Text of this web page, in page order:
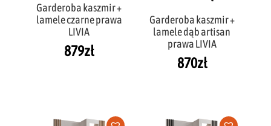
Garderoba kaszmir +
lamele czarne prawa
LIVIA
879zł
Garderoba kaszmir +
lamele dąb artisan
prawa LIVIA
870zł